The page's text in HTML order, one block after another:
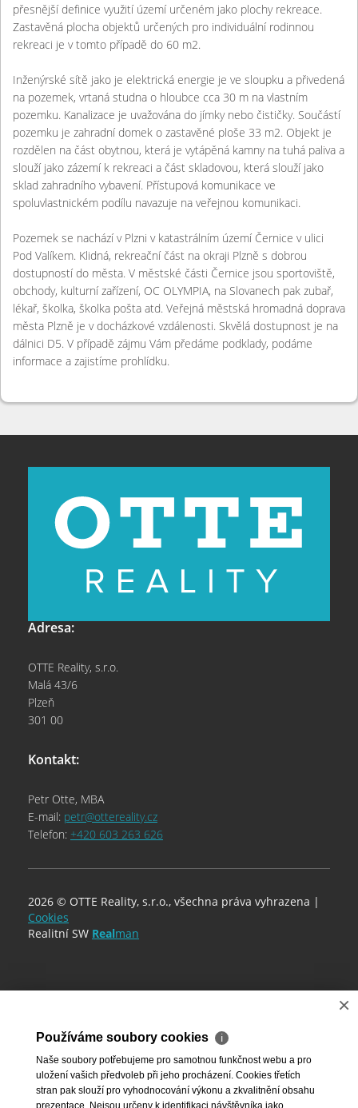
přesnější definice využití území určeném jako plochy rekreace.
Zastavěná plocha objektů určených pro individuální rodinnou
rekreaci je v tomto případě do 60 m2.
Inženýrské sítě jako je elektrická energie je ve sloupku a přivedená
na pozemek, vrtaná studna o hloubce cca 30 m na vlastním
pozemku. Kanalizace je uvažována do jímky nebo čističky. Součástí
pozemku je zahradní domek o zastavěné ploše 33 m2. Objekt je
rozdělen na část obytnou, která je vytápěná kamny na tuhá paliva a
slouží jako zázemí k rekreaci a část skladovou, která slouží jako
sklad zahradního vybavení. Přístupová komunikace ve
spoluvlastnickém podílu navazuje na veřejnou komunikaci.
Pozemek se nachází v Plzni v katastrálním území Černice v ulici
Pod Valíkem. Klidná, rekreační část na okraji Plzně s dobrou
dostupností do města. V městské části Černice jsou sportoviště,
obchody, kulturní zařízení, OC OLYMPIA, na Slovanech pak zubař,
lékař, školka, školka pošta atd. Veřejná městská hromadná doprava
města Plzně je v docházkové vzdálenosti. Skvělá dostupnost je na
dálnici D5. V případě zájmu Vám předáme podklady, podáme
informace a zajistíme prohlídku.
Adresa:
OTTE Reality, s.r.o.
Malá 43/6
Plzeň
301 00
Kontakt:
Petr Otte, MBA
E-mail: petr@ottereality.cz
Telefon: +420 603 263 626
2026 © OTTE Reality, s.r.o., všechna práva vyhrazena |
Cookies
Realitní SW Realman
×
Používáme soubory cookies ℹ
Naše soubory potřebujeme pro samotnou funkčnost webu a pro
uložení vašich předvoleb při jeho procházení. Cookies třetích
stran pak slouží pro vyhodnocování výkonu a zkvalitnění obsahu
prezentace. Nejsou určeny k identifikaci návštěvníka jako